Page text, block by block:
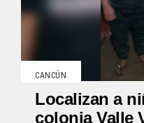
CANCÚN
Localizan a
colonia Valle